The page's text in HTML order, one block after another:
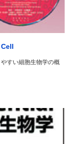
すい細胞生物学の概